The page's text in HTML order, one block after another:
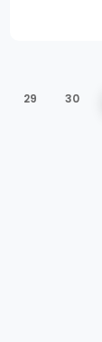
29 30